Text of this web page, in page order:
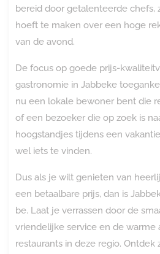
bereid door getalenteerde chefs,
hoeft te maken over een hoge
van de avond.
De focus op goede prijs-
gastronomie in Jabbeke
nu een lokale bewoner bent die
of een bezoeker die op zoek is
hoogstandjes tijdens een
wel iets te vinden.
Dus als je wilt genieten van
een betaalbare prijs, dan is
be. Laat je verrassen door de
vriendelijke service en de warme
restaurants in deze regio.